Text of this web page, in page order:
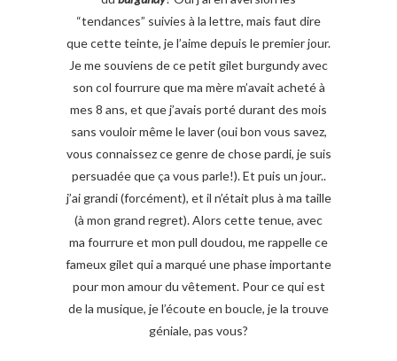
“tendances” suivies à la lettre, mais faut dire
que cette teinte, je l’aime depuis le premier jour.
Je me souviens de ce petit gilet burgundy avec
son col fourrure que ma mère m’avait acheté à
mes 8 ans, et que j’avais porté durant des mois
sans vouloir même le laver (oui bon vous savez,
vous connaissez ce genre de chose pardi, je suis
persuadée que ça vous parle!). Et puis un jour..
j’ai grandi (forcément), et il n’était plus à ma taille
(à mon grand regret). Alors cette tenue, avec
ma fourrure et mon pull doudou, me rappelle ce
fameux gilet qui a marqué une phase importante
pour mon amour du vêtement. Pour ce qui est
de la musique, je l’écoute en boucle, je la trouve
géniale, pas vous?